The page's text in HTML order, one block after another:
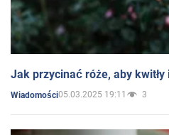
Jak przycinać róże, aby
Wiadomości05.03.2025 19:11 3